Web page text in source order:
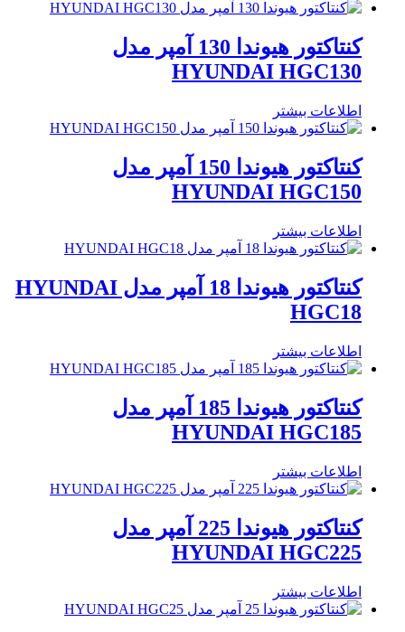
کنتاکتور هیوندا 130 آمپر مدل
HYUNDAI HGC130
اطلاعات بیشتر
کنتاکتور هیوندا 150 آمپر مدل
HYUNDAI HGC150
اطلاعات بیشتر
کنتاکتور هیوندا 18 آمپر مدل HYUNDAI
HGC18
اطلاعات بیشتر
کنتاکتور هیوندا 185 آمپر مدل
HYUNDAI HGC185
اطلاعات بیشتر
کنتاکتور هیوندا 225 آمپر مدل
HYUNDAI HGC225
اطلاعات بیشتر